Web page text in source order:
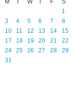
M
T W T F S
1
3
4 5 6 7 8
10
11 12 13 14 15
17
18 19 20 21 22
24
25 26 27 28 29
31